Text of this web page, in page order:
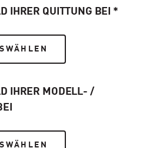
IHRER QUITTUNG BEI *
IHRER MODELL- /